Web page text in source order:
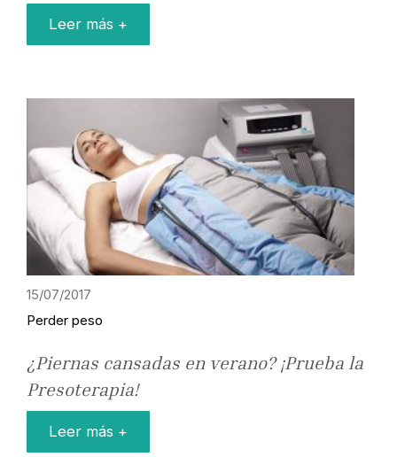
Leer más +
15/07/2017
Perder peso
¿Piernas cansadas en verano? ¡Prueba la
Presoterapia!
Leer más +